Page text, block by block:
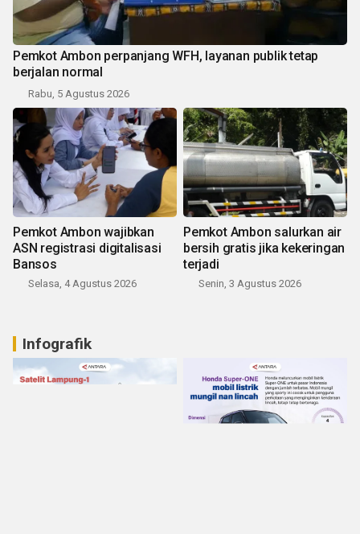
Pemkot Ambon perpanjang WFH, layanan publik tetap
berjalan normal
Rabu, 5 Agustus 2026
Pemkot Ambon wajibkan
ASN registrasi digitalisasi
Bansos
Selasa, 4 Agustus 2026
Pemkot Ambon salurkan air
bersih gratis jika kekeringan
terjadi
Senin, 3 Agustus 2026
Infografik